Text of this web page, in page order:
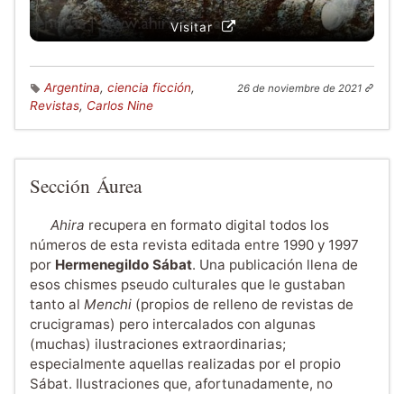
Visitar
Argentina, ciencia ficción,
Revistas, Carlos Nine
26 de noviembre de 2021
Sección Áurea
Ahira recupera en formato digital todos los
números de esta revista editada entre 1990 y 1997
por Hermenegildo Sábat. Una publicación llena de
esos chismes pseudo culturales que le gustaban
tanto al Menchi (propios de relleno de revistas de
crucigramas) pero intercalados con algunas
(muchas) ilustraciones extraordinarias;
especialmente aquellas realizadas por el propio
Sábat. Ilustraciones que, afortunadamente, no